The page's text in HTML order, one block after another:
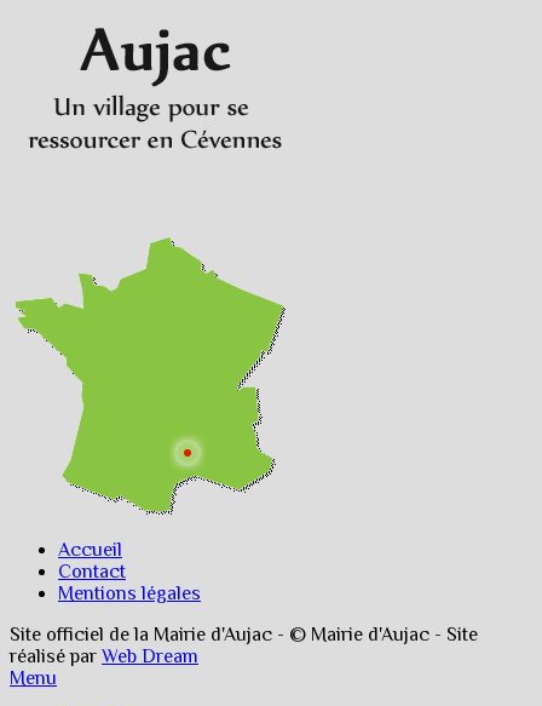
Accueil
Contact
Mentions légales
Site officiel de la Mairie d'Aujac - © Mairie d'Aujac - Site
réalisé parWeb Dream
Menu